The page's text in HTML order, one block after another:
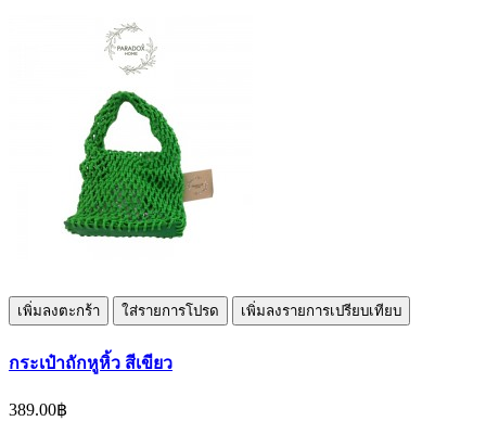
เพิ่มลงตะกร้า ใส่รายการโปรด เพิ่มลงรายการเปรียบเทียบ
กระเป๋าถักหูหิ้ว สีเขียว
389.00฿